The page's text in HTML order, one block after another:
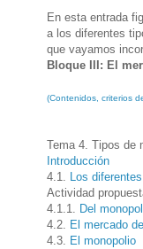
En esta entrada
a los diferentes
que vayamos
Bloque III: El
(Contenidos, criterios
Tema 4. Tipos de
Introducción
4.1. Los
Actividad
4.1.1. Del
4.2. El mercado
4.3. El monopolio